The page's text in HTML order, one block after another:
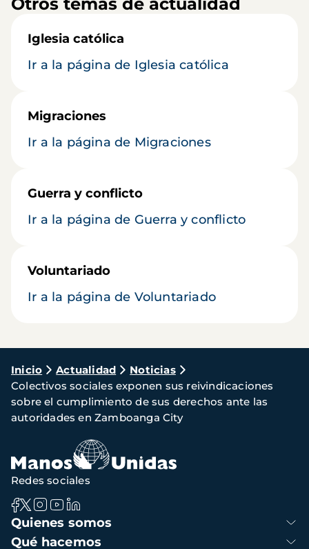
Iglesia católica
Ir a la página de Iglesia católica
Migraciones
Ir a la página de Migraciones
Guerra y conflicto
Ir a la página de Guerra y conflicto
Voluntariado
Ir a la página de Voluntariado
Ruta
de
navegación
Inicio Actualidad
Noticias
Colectivos sociales exponen sus reivindicaciones
sobre el cumplimiento de sus derechos ante las
autoridades en Zamboanga City
Navegación
principal
Quienes somos
Qué hacemos
Redes sociales